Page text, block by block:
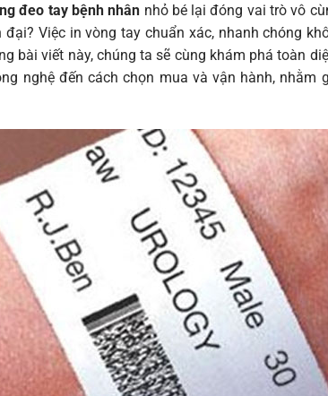
đeo tay bệnh nhân nhỏ bé lại đóng vai trò vô
Việc in vòng tay chuẩn xác, nhanh chóng
bài viết này, chúng ta sẽ cùng khám phá toàn
nghệ đến cách chọn mua và vận hành,